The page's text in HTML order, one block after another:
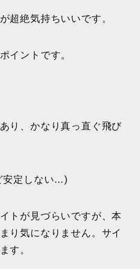
超絶気持ちいいです。
イントです。
り、かなり真っ直ぐ飛び
安定しない…)
トが見づらいですが、本
り気になりません。サイ
す。